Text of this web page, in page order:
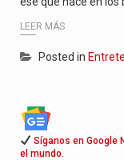
LEER MÁS
Posted in
Síganos en Google
el mundo.